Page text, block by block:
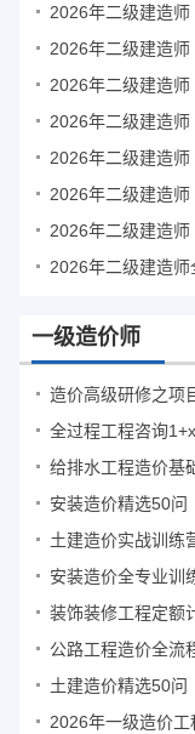
2026年二级建造师
一级造价师
造价高级研修之项
全过程工程咨询
给排水工程造价基
安装造价精选50问
土建造价实战训练
安装造价全专业训
装饰装修工程定额
土建造价精选50问
2026年一级造价工